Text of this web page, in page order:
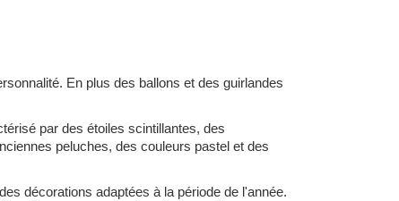
En plus des ballons et des guirlandes
par des étoiles scintillantes, des
peluches, des couleurs pastel et des
décorations adaptées à la période de l'année.